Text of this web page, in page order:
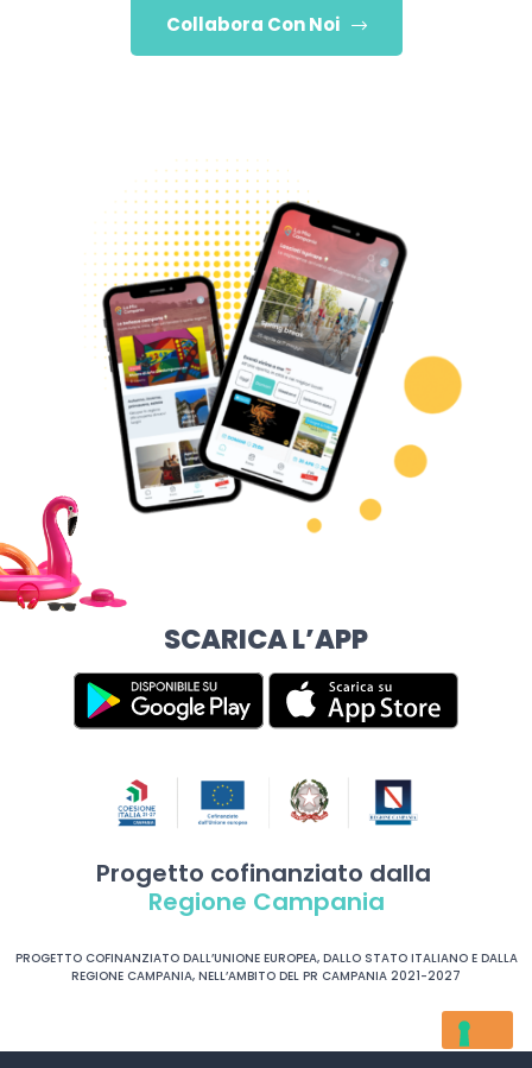
Collabora Con Noi
SCARICA L’APP
Progetto cofinanziato dalla
Regione Campania
PROGETTO COFINANZIATO DALL’UNIONE EUROPEA, DALLO STATO ITALIANO E DALLA
REGIONE CAMPANIA, NELL’AMBITO DEL PR CAMPANIA 2021-2027